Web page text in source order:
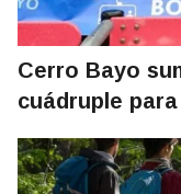
Cerro Bayo
cuádruple